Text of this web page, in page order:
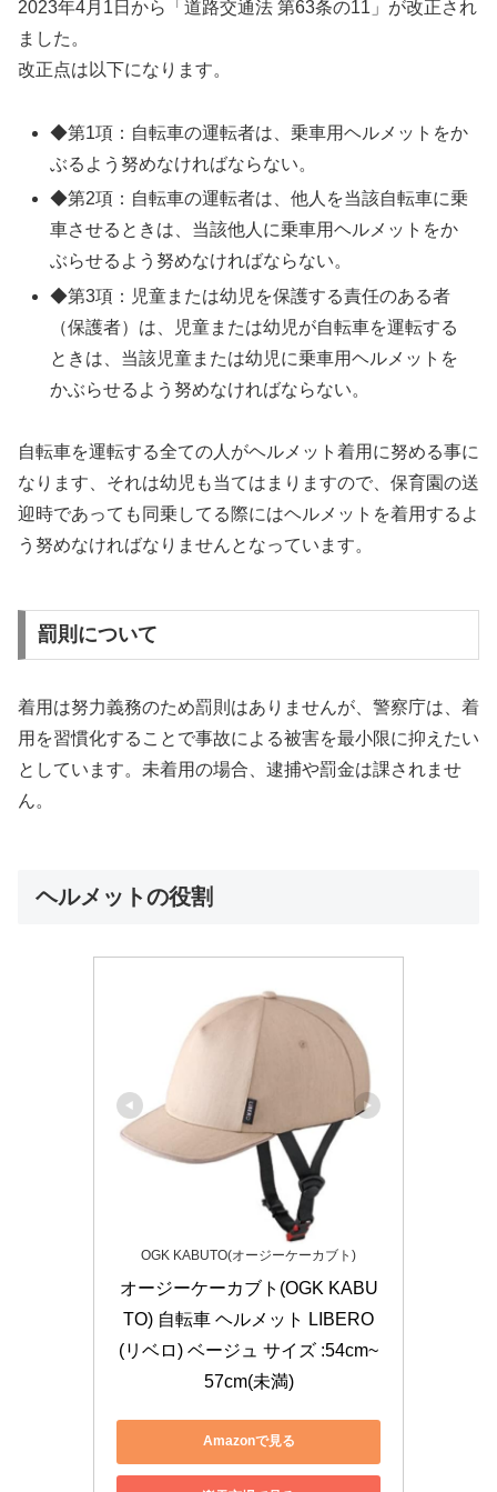
2023年4月1日から「道路交通法 第63条の11」が改正され
ました。
改正点は以下になります。
◆第1項：自転車の運転者は、乗車用ヘルメットをか
ぶるよう努めなければならない。
◆第2項：自転車の運転者は、他人を当該自転車に乗
車させるときは、当該他人に乗車用ヘルメットをか
ぶらせるよう努めなければならない。
◆第3項：児童または幼児を保護する責任のある者
（保護者）は、児童または幼児が自転車を運転する
ときは、当該児童または幼児に乗車用ヘルメットを
かぶらせるよう努めなければならない。
自転車を運転する全ての人がヘルメット着用に努める事に
なります、それは幼児も当てはまりますので、保育園の送
迎時であっても同乗してる際にはヘルメットを着用するよ
う努めなければなりませんとなっています。
罰則について
着用は努力義務のため罰則はありませんが、​警察庁は、​着
用を習慣化することで事故による被害を最小限に抑えたい
としています。​未着用の場合、​逮捕や罰金は課されませ
ん。​
ヘルメットの役割
OGK KABUTO(オージーケーカブト)
オージーケーカブト(OGK KABU
TO) 自転車 ヘルメット LIBERO
(リベロ) ベージュ サイズ :54cm~
57cm(未満)
Amazonで見る